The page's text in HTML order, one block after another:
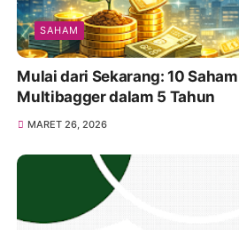
SAHAM
Mulai dari Sekarang: 10
Multibagger dalam 5 Tahun
MARET 26, 2026